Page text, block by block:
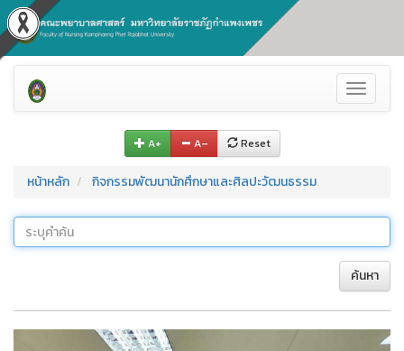
Toggle
A+ A– Reset
หน้าหลัก กิจกรรมพัฒนานักศึกษาและศิลปะวัฒนธรรม
ค้นหา